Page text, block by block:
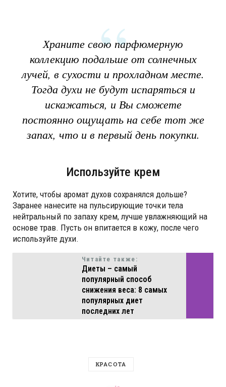
Храните свою парфюмерную
коллекцию подальше от солнечных
лучей, в сухости и прохладном месте.
Тогда духи не будут испаряться и
искажаться, и Вы сможете
постоянно ощущать на себе тот же
запах, что и в первый день покупки.
Используйте крем
Хотите, чтобы аромат духов сохранялся дольше?
Заранее нанесите на пульсирующие точки тела
нейтральный по запаху крем, лучше увлажняющий на
основе трав. Пусть он впитается в кожу, после чего
используйте духи.
Читайте также:
Диеты – самый
популярный способ
снижения веса: 8 самых
популярных диет
последних лет
КРАСОТА